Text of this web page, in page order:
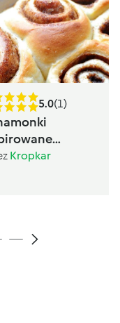
5.0(1)
Kropkar